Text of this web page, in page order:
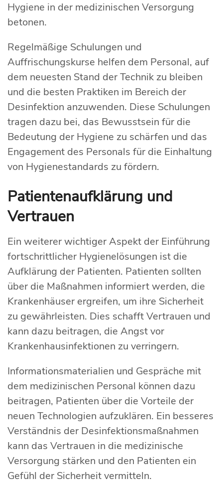
Hygiene in der medizinischen Versorgung
betonen.
Regelmäßige Schulungen und
Auffrischungskurse helfen dem Personal, auf
dem neuesten Stand der Technik zu bleiben
und die besten Praktiken im Bereich der
Desinfektion anzuwenden. Diese Schulungen
tragen dazu bei, das Bewusstsein für die
Bedeutung der Hygiene zu schärfen und das
Engagement des Personals für die Einhaltung
von Hygienestandards zu fördern.
Patientenaufklärung und
Vertrauen
Ein weiterer wichtiger Aspekt der Einführung
fortschrittlicher Hygienelösungen ist die
Aufklärung der Patienten. Patienten sollten
über die Maßnahmen informiert werden, die
Krankenhäuser ergreifen, um ihre Sicherheit
zu gewährleisten. Dies schafft Vertrauen und
kann dazu beitragen, die Angst vor
Krankenhausinfektionen zu verringern.
Informationsmaterialien und Gespräche mit
dem medizinischen Personal können dazu
beitragen, Patienten über die Vorteile der
neuen Technologien aufzuklären. Ein besseres
Verständnis der Desinfektionsmaßnahmen
kann das Vertrauen in die medizinische
Versorgung stärken und den Patienten ein
Gefühl der Sicherheit vermitteln.